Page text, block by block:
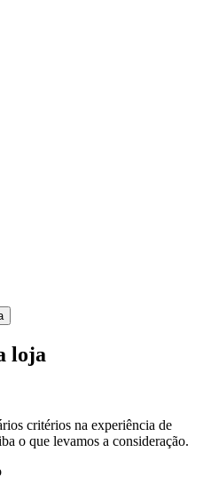
loja
critérios na experiência de
o que levamos a consideração.